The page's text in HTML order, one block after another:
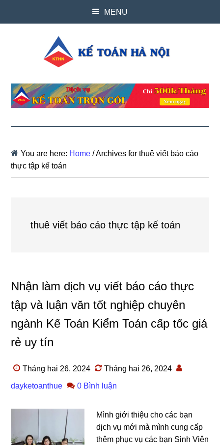
MENU
You are here: Home /Archives for thuê viết báo cáo
thực tập kế toán
thuê viết báo cáo thực tập kế toán
Nhận làm dịch vụ viết báo cáo thực
tập và luận văn tốt nghiệp chuyên
ngành Kế Toán Kiểm Toán cấp tốc giá
rẻ uy tín
Tháng hai 26, 2024 Tháng hai 26, 2024
dayketoanthue 0 Bình luận
Mình giới thiệu cho các bạn
dịch vụ mới mà mình cung cấp
thêm phục vụ các bạn Sinh Viên